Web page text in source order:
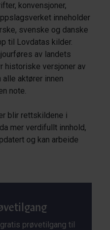
konvensjoner,
inneholder
svenske og danske
til Lovdatas kilder.
av landets
historiske versjoner av
alle aktører innen
note.
blir rettskildene i
mer verdifullt innhold,
og kan arbeide
prøvetilgang til